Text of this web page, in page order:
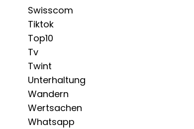
Swisscom
Tiktok
Top10
Tv
Twint
Unterhaltung
Wandern
Wertsachen
Whatsapp